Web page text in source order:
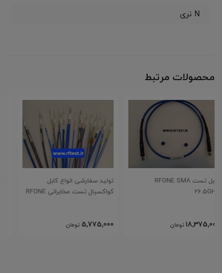
N نری
محصولات مرتبط
تولید سفارشی انواع کابل
کواکسیال تست مخابراتی RFONE
5,775,000
کابل آرموردار تست مخابراتی
RFONE 33GHz 3.5mm
64,050,000